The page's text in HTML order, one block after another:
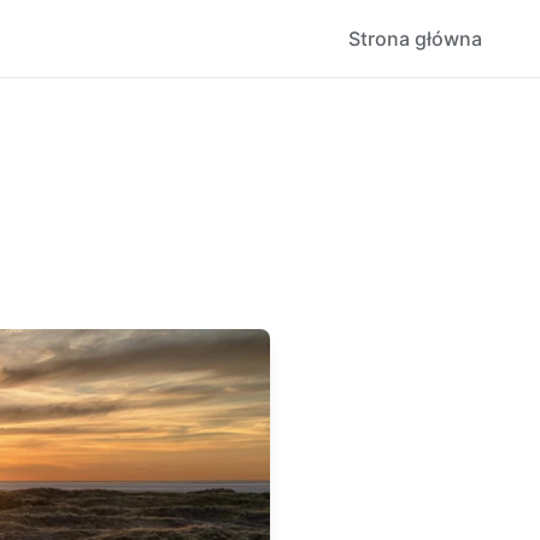
Strona główna